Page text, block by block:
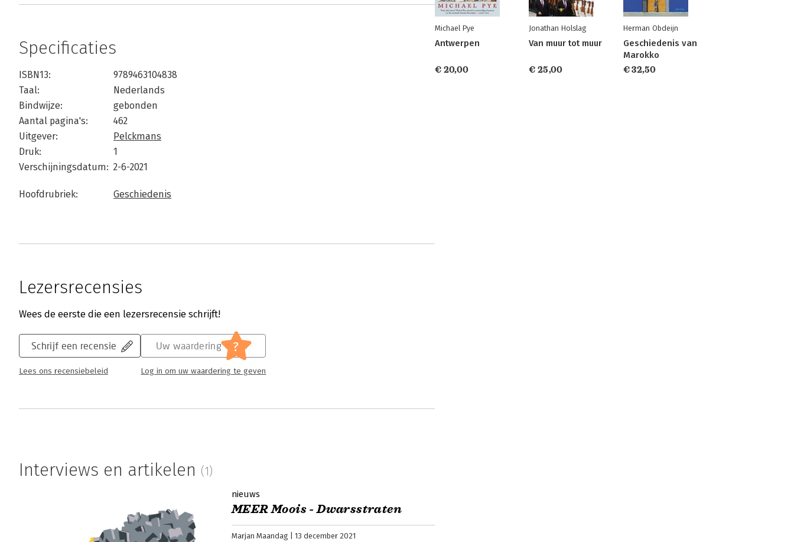
Specificaties
ISBN13:
9789463104838
Taal:
Nederlands
Bindwijze:
gebonden
Aantal pagina's:
462
Uitgever:
Pelckmans
Druk:
1
Verschijningsdatum: 2-6-2021
Hoofdrubriek: Geschiedenis
Lezersrecensies
Wees de eerste die een lezersrecensie schrijft!
Schrijf een recensie
Lees ons recensiebeleid
Uw waardering ?
Log in om uw waardering te geven
Interviews en artikelen (1)
nieuws
MEER Moois - Dwarsstraten
Marjan Maandag 13 december 2021
Michael Pye
Antwerpen
€ 20,00
Jonathan Holslag
Van muur tot muur
€ 25,00
Herman Obdeijn
Geschiedenis van
Marokko
€ 32,50